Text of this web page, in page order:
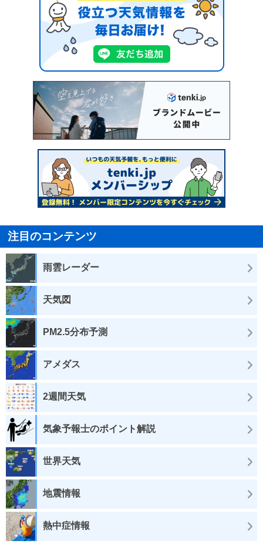
注目のコンテンツ
雨雲レーダー
天気図
PM2.5分布予測
アメダス
2週間天気
気象予報士のポイント解説
世界天気
地震情報
熱中症情報